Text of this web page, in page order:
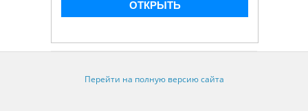
Перейти на полную версию сайта